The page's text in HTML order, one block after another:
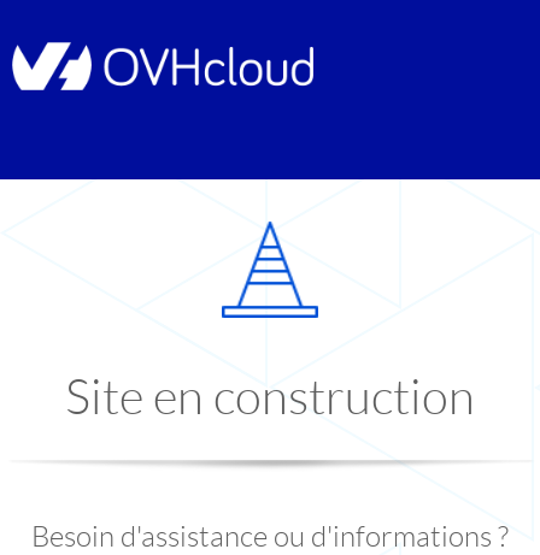
Site en construction
Besoin d'assistance ou d'informations ?